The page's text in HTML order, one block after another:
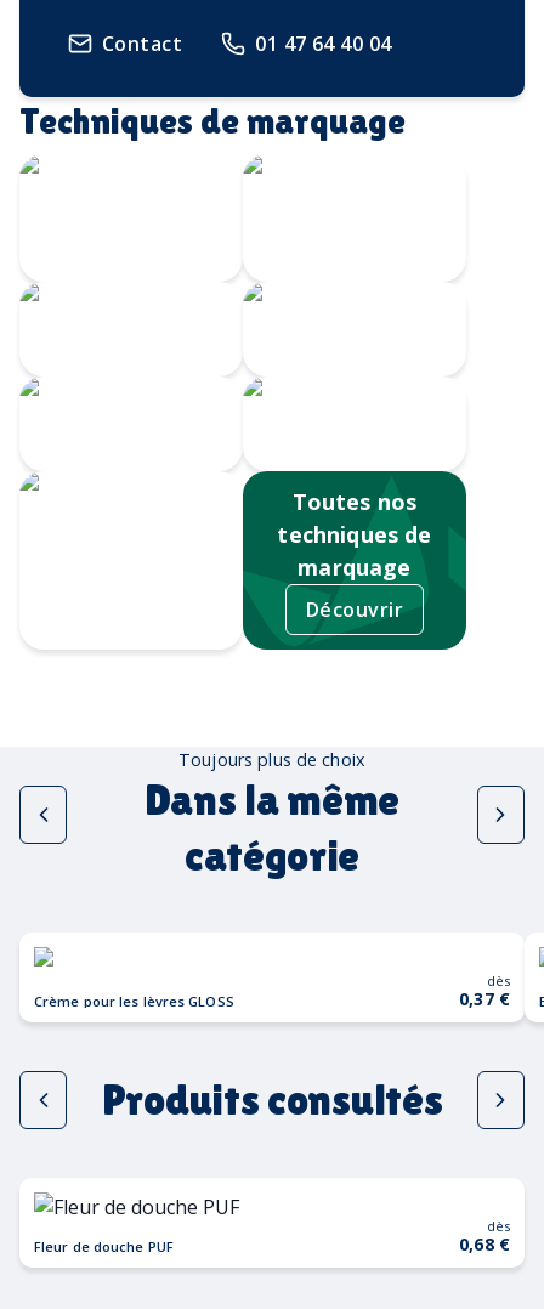
Contact 01 47 64 40 04
Techniques de marquage
Toutes nos
techniques de
marquage
Découvrir
Toujours plus de choix
Dans la même
catégorie
Crème pour les lèvres GLOSS
dès
0,37 €
Produits consultés
Fleur de douche PUF
dès
0,68 €